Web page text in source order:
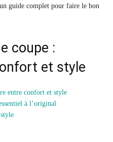
guide complet pour faire le bon
coupe :
et style
entre confort et style
à l’original